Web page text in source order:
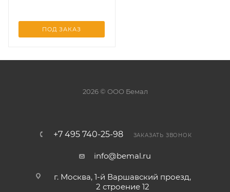
ПОД ЗАКАЗ
2026 © ООО Бемал
+7 495 740-25-98 ЗАКАЗАТЬ ЗВОНОК
info@bemal.ru
г. Москва, 1-й Варшавский проезд,
2 строение 12